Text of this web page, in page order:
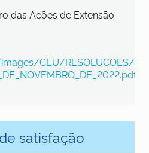
das Ações de Extensão
CEU/RESOLUCOES/
satisfação